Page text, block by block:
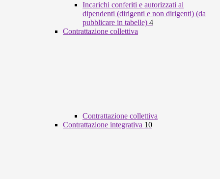
Incarichi conferiti e autorizzati ai
dipendenti (dirigenti e non dirigenti) (da
pubblicare in tabelle) 4
Contrattazione collettiva
Contrattazione collettiva
Contrattazione integrativa 10